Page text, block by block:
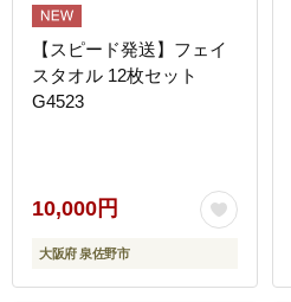
【スピード発送】フェイ
スタオル 12枚セット
G4523
10,000円
大阪府 泉佐野市